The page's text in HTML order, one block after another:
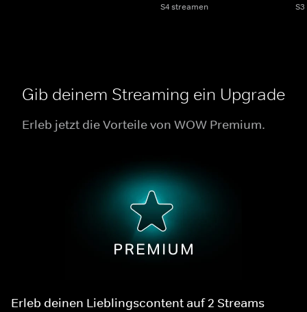
S4 streamen
Gib deinem Streaming ein Upgrade
Erleb jetzt die Vorteile von WOW Premium.
Erleb deinen Lieblingscontent auf 2 Streams